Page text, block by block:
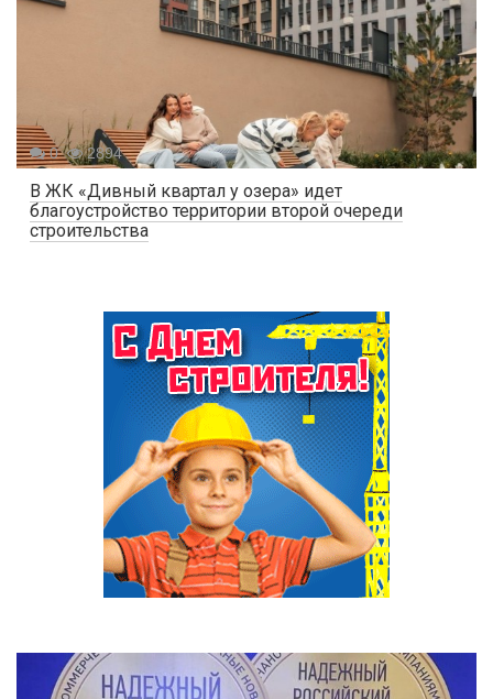
В ЖК «Дивный квартал у озера» идет
благоустройство территории второй очереди
строительства
0 2894